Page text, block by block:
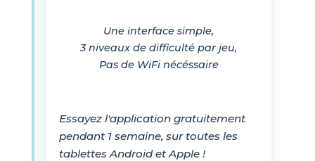
Une interface simple,
3 niveaux de difficulté par jeu,
Pas de WiFi nécéssaire
Essayez l'application gratuitement
pendant 1 semaine, sur toutes les
tablettes Android et Apple !